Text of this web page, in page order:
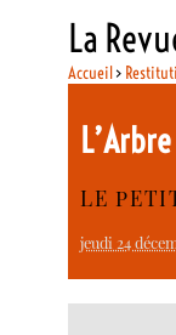
La
Accueil>
LE
jeudi 24